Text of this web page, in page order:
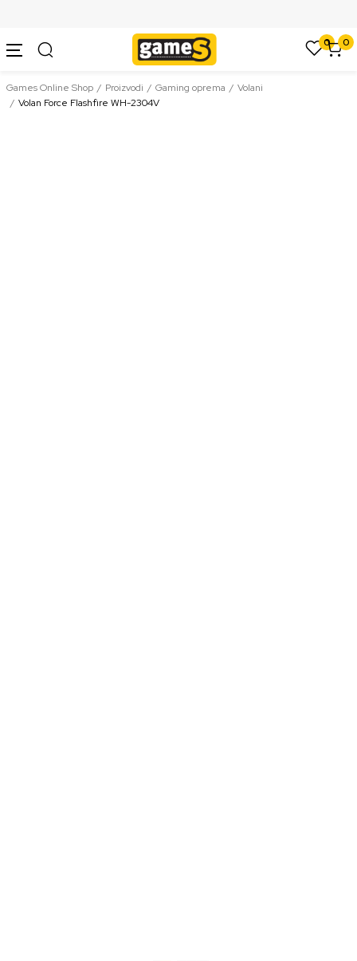
0 0
Games Online Shop Proizvodi Gaming oprema
Volani
Volan Force Flashfire WH-2304V